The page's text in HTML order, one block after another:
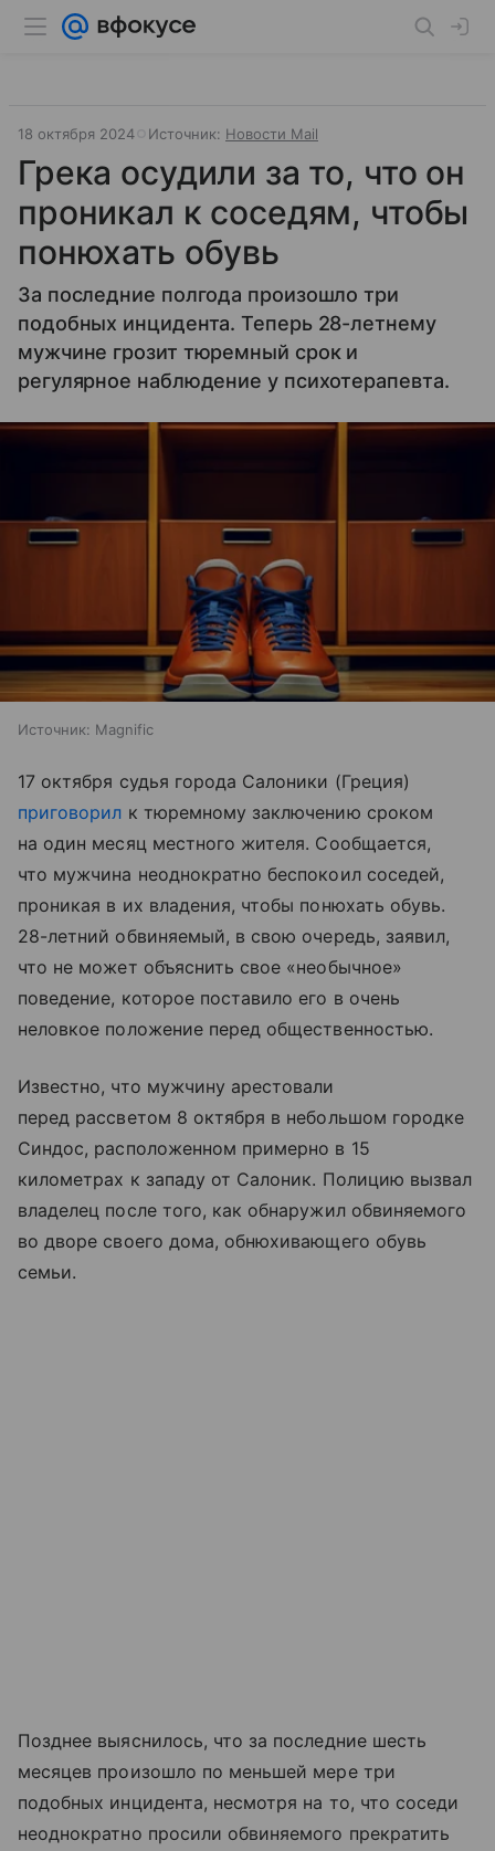
18 октября 2024 Источник: Новости Mail
Грека осудили за то, что он
проникал к соседям, чтобы
понюхать обувь
За последние полгода произошло три
подобных инцидента. Теперь 28-летнему
мужчине грозит тюремный срок и
регулярное наблюдение у психотерапевта.
Источник: Magnific
17 октября судья города Салоники (Греция)
приговорил к тюремному заключению сроком
на один месяц местного жителя. Сообщается,
что мужчина неоднократно беспокоил соседей,
проникая в их владения, чтобы понюхать обувь.
28-летний обвиняемый, в свою очередь, заявил,
что не может объяснить свое «необычное»
поведение, которое поставило его в очень
неловкое положение перед общественностью.
Известно, что мужчину арестовали
перед рассветом 8 октября в небольшом городке
Синдос, расположенном примерно в 15
километрах к западу от Салоник. Полицию вызвал
владелец после того, как обнаружил обвиняемого
во дворе своего дома, обнюхивающего обувь
семьи.
Позднее выяснилось, что за последние шесть
месяцев произошло по меньшей мере три
подобных инцидента, несмотря на то, что соседи
неоднократно просили обвиняемого прекратить